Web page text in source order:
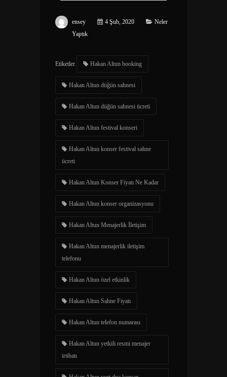
ensey 4 Şub, 2020
Neler
Yaptık
Etiketler Hakan Altun booking
Hakan Altun düğün sahnesi
Hakan Altun düğün sahnesi ücreti
Hakan Altun festival konseri
Hakan Altun konser festival sahne
ücreti
Hakan Altun Konser Fiyatı Ne Kadar
Hakan Altun konser organizasyonu
Hakan Altun Menajerlik İletişim
Hakan Altun menajerlik iletişim
telefonu
Hakan Altun özel etkinlik
Hakan Altun Sahne Fiyatı
Hakan Altun telefon numarası
Hakan Altun yetkili resmi menajer
irtibatı